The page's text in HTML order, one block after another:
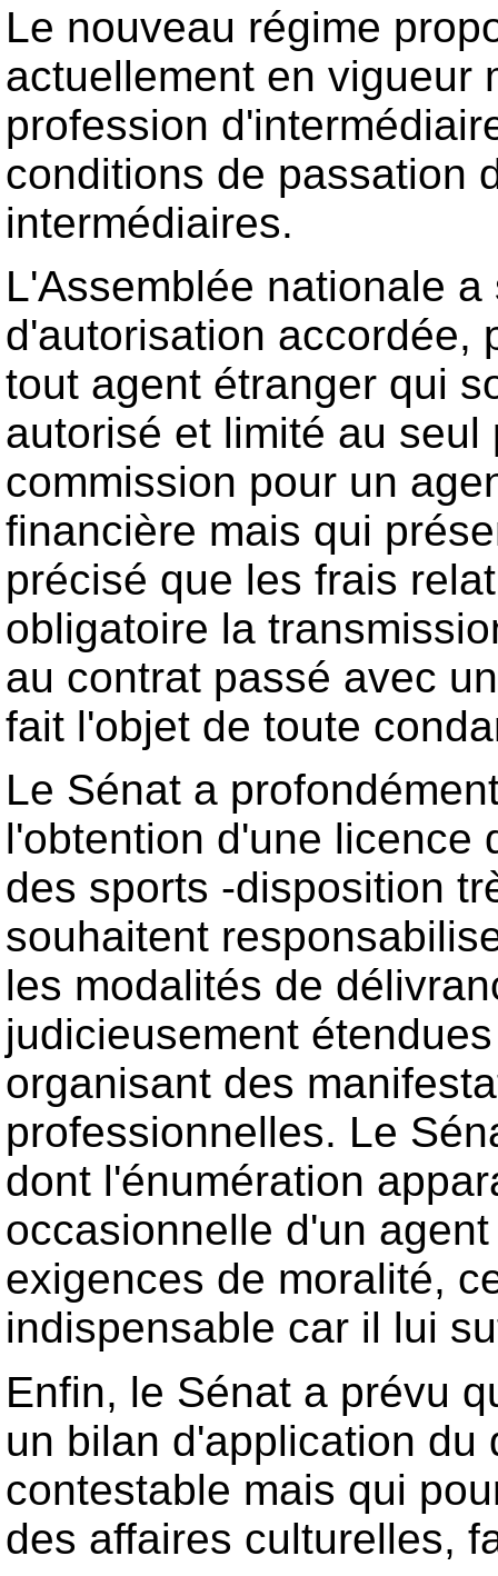
Le nouveau régime
actuellement en vigueur
profession
conditions de passation
intermédiaires.
L'Assemblée nationale
d'autorisation accordée,
tout agent étranger qui
autorisé et limité au
commission pour un
financière mais qui
précisé que les frais
obligatoire la
au contrat passé avec
fait l'objet de toute
Le Sénat a
l'obtention d'une licence
des sports -disposition
souhaitent
les modalités de
judicieusement
organisant des
professionnelles. Le
dont l'énumération
occasionnelle d'un
exigences de moralité,
indispensable car il lui
Enfin, le Sénat a prévu
un bilan d'application
contestable mais qui
des affaires culturelles,